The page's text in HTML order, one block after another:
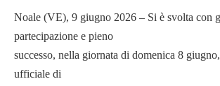
Noale (VE), 9 giugno 2026 – Si è svolta con
partecipazione e pieno
successo, nella giornata di domenica 8
ufficiale di